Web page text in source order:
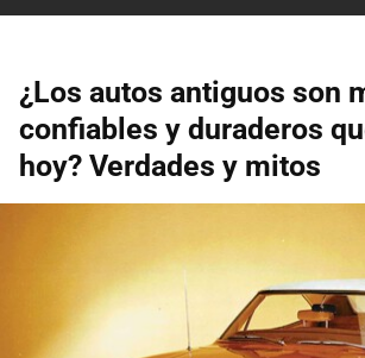
¿Los autos antiguos son
confiables y duraderos
hoy? Verdades y mitos